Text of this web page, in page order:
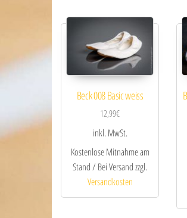
Beck 008 Basic weiss
12,99€
inkl. MwSt.
Kostenlose Mitnahme am
Stand / Bei Versand zzgl.
Versandkosten